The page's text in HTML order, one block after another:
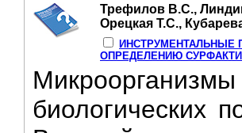
Трефилов В.С.,
Орецкая Т.С.,
ИНСТРУМЕНТАЛЬНЫЕ
ОПРЕДЕЛЕНИЮ
биологических